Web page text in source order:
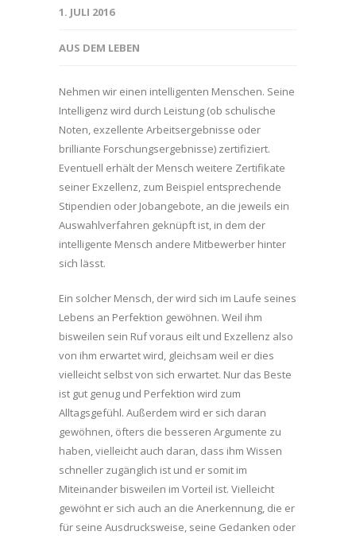
1. JULI 2016
AUS DEM LEBEN
Nehmen wir einen intelligenten Menschen. Seine
Intelligenz wird durch Leistung (ob schulische
Noten, exzellente Arbeitsergebnisse oder
brilliante Forschungsergebnisse) zertifiziert.
Eventuell erhält der Mensch weitere Zertifikate
seiner Exzellenz, zum Beispiel entsprechende
Stipendien oder Jobangebote, an die jeweils ein
Auswahlverfahren geknüpft ist, in dem der
intelligente Mensch andere Mitbewerber hinter
sich lässt.
Ein solcher Mensch, der wird sich im Laufe seines
Lebens an Perfektion gewöhnen. Weil ihm
bisweilen sein Ruf voraus eilt und Exzellenz also
von ihm erwartet wird, gleichsam weil er dies
vielleicht selbst von sich erwartet. Nur das Beste
ist gut genug und Perfektion wird zum
Alltagsgefühl. Außerdem wird er sich daran
gewöhnen, öfters die besseren Argumente zu
haben, vielleicht auch daran, dass ihm Wissen
schneller zugänglich ist und er somit im
Miteinander bisweilen im Vorteil ist. Vielleicht
gewöhnt er sich auch an die Anerkennung, die er
für seine Ausdrucksweise, seine Gedanken oder